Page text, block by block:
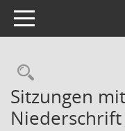
Toggle navigation
Sitzungen
Niederschrift